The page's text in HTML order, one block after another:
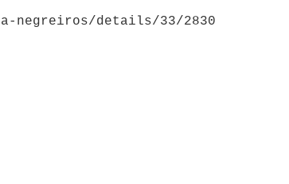
negreiros/details/33/2830